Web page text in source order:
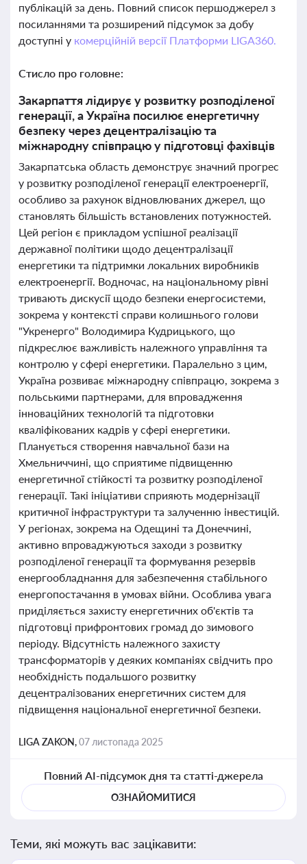
публікацій за день. Повний список першоджерел з
посиланнями та розширений підсумок за добу
доступні у комерційній версії Платформи LIGA360.
Стисло про головне:
Закарпаття лідирує у розвитку розподіленої
генерації, а Україна посилює енергетичну
безпеку через децентралізацію та
міжнародну співпрацю у підготовці фахівців
Закарпатська область демонструє значний прогрес
у розвитку розподіленої генерації електроенергії,
особливо за рахунок відновлюваних джерел, що
становлять більшість встановлених потужностей.
Цей регіон є прикладом успішної реалізації
державної політики щодо децентралізації
енергетики та підтримки локальних виробників
електроенергії. Водночас, на національному рівні
тривають дискусії щодо безпеки енергосистеми,
зокрема у контексті справи колишнього голови
"Укренерго" Володимира Кудрицького, що
підкреслює важливість належного управління та
контролю у сфері енергетики. Паралельно з цим,
Україна розвиває міжнародну співпрацю, зокрема з
польськими партнерами, для впровадження
інноваційних технологій та підготовки
кваліфікованих кадрів у сфері енергетики.
Планується створення навчальної бази на
Хмельниччині, що сприятиме підвищенню
енергетичної стійкості та розвитку розподіленої
генерації. Такі ініціативи сприяють модернізації
критичної інфраструктури та залученню інвестицій.
У регіонах, зокрема на Одещині та Донеччині,
активно впроваджуються заходи з розвитку
розподіленої генерації та формування резервів
енергообладнання для забезпечення стабільного
енергопостачання в умовах війни. Особлива увага
приділяється захисту енергетичних об'єктів та
підготовці прифронтових громад до зимового
періоду. Відсутність належного захисту
трансформаторів у деяких компаніях свідчить про
необхідність подальшого розвитку
децентралізованих енергетичних систем для
підвищення національної енергетичної безпеки.
LIGA ZAKON,07 листопада 2025
Повний AI-підсумок дня та статті-джерела
ОЗНАЙОМИТИСЯ
Теми, які можуть вас зацікавити: